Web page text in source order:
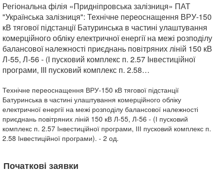
Регіональна філія «Придніпровська залізниця» ПАТ
"Українська залізниця": Технічне переоснащення ВРУ-150
кВ тягової підстанції Батуринська в частині улаштування
комерційного обліку електричної енергії на межі розподілу
балансової належності приєднань повітряних ліній 150 кВ
Л-55, Л-56 - (І пусковий комплекс п. 2.57 Інвестиційної
програми, ІІІ пусковий комплекс п. 2.58…
Технічне переоснащення ВРУ-150 кВ тягової підстанції
Батуринська в частині улаштування комерційного обліку
електричної енергії на межі розподілу балансової належності
приєднань повітряних ліній 150 кВ Л-55, Л-56 - (І пусковий
комплекс п. 2.57 Інвестиційної програми, ІІІ пусковий комплекс п.
2.58 Інвестиційної програми). - 2 од.
Початкові заявки